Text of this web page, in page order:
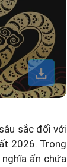
sắc đối với
2026. Trong
ẩn chứa